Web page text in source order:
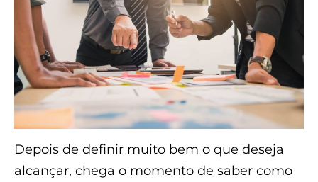
Depois de definir muito bem o que deseja
alcançar, chega o momento de saber como